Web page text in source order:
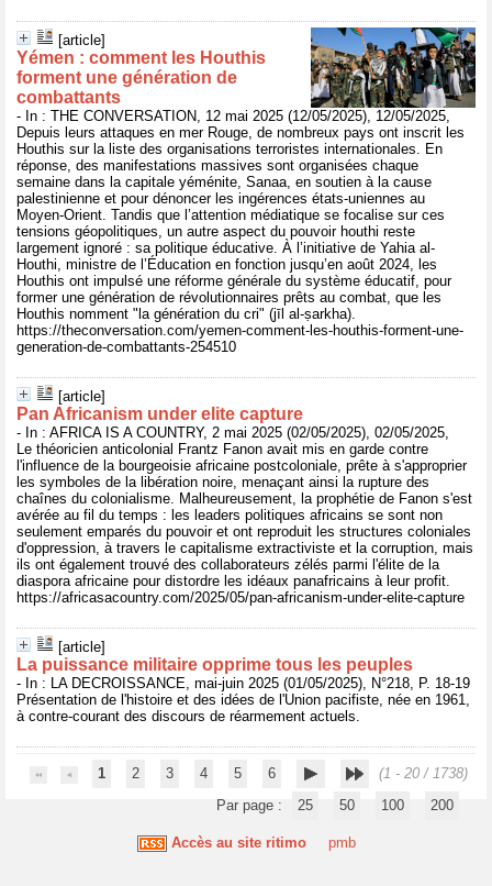
[article]
Yémen : comment les Houthis
forment une génération de
combattants
- In : THE CONVERSATION, 12 mai 2025 (12/05/2025), 12/05/2025,
Depuis leurs attaques en mer Rouge, de nombreux pays ont inscrit les
Houthis sur la liste des organisations terroristes internationales. En
réponse, des manifestations massives sont organisées chaque
semaine dans la capitale yéménite, Sanaa, en soutien à la cause
palestinienne et pour dénoncer les ingérences états-uniennes au
Moyen-Orient. Tandis que l’attention médiatique se focalise sur ces
tensions géopolitiques, un autre aspect du pouvoir houthi reste
largement ignoré : sa politique éducative. À l’initiative de Yahia al-
Houthi, ministre de l’Éducation en fonction jusqu’en août 2024, les
Houthis ont impulsé une réforme générale du système éducatif, pour
former une génération de révolutionnaires prêts au combat, que les
Houthis nomment "la génération du cri" (jīl al-ṣarkha).
https://theconversation.com/yemen-comment-les-houthis-forment-une-
generation-de-combattants-254510
[article]
Pan Africanism under elite capture
- In : AFRICA IS A COUNTRY, 2 mai 2025 (02/05/2025), 02/05/2025,
Le théoricien anticolonial Frantz Fanon avait mis en garde contre
l'influence de la bourgeoisie africaine postcoloniale, prête à s'approprier
les symboles de la libération noire, menaçant ainsi la rupture des
chaînes du colonialisme. Malheureusement, la prophétie de Fanon s'est
avérée au fil du temps : les leaders politiques africains se sont non
seulement emparés du pouvoir et ont reproduit les structures coloniales
d'oppression, à travers le capitalisme extractiviste et la corruption, mais
ils ont également trouvé des collaborateurs zélés parmi l'élite de la
diaspora africaine pour distordre les idéaux panafricains à leur profit.
https://africasacountry.com/2025/05/pan-africanism-under-elite-capture
[article]
La puissance militaire opprime tous les peuples
- In : LA DECROISSANCE, mai-juin 2025 (01/05/2025), N°218, P. 18-19
Présentation de l'histoire et des idées de l'Union pacifiste, née en 1961,
à contre-courant des discours de réarmement actuels.
1 2 3 4 5 6
(1 - 20 / 1738)
Par page :
25 50 100 200
Accès au site ritimo pmb